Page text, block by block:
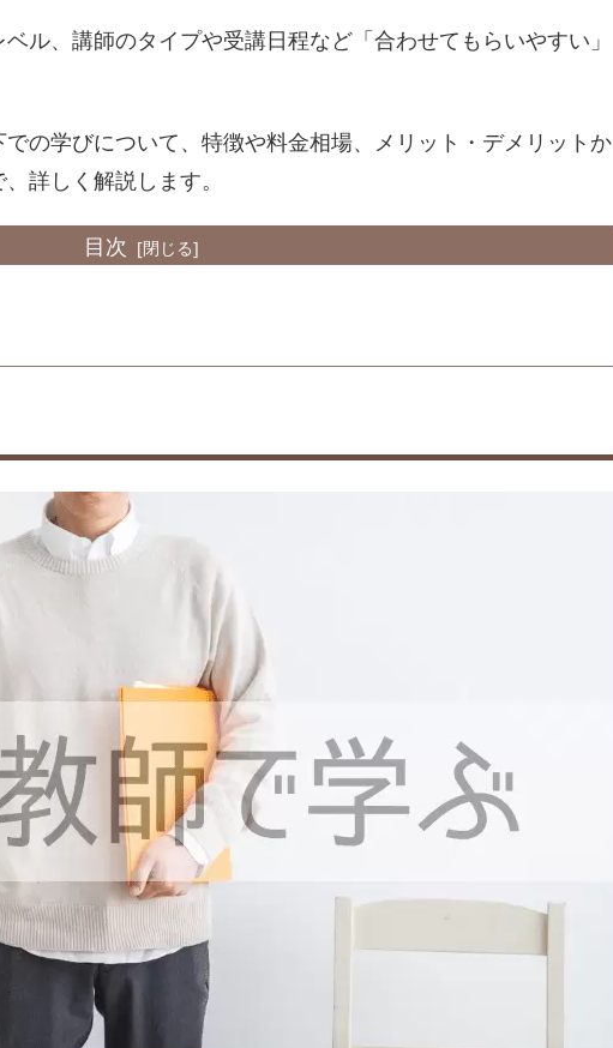
ル、講師のタイプや受講日程など「合わせてもらいやすい」
の学びについて、特徴や料金相場、メリット・デメリットか
詳しく解説します。
目次